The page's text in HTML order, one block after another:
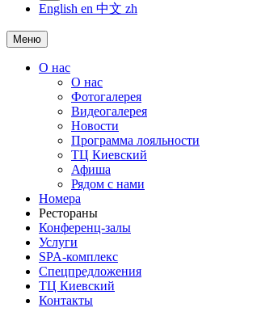
English en 中文 zh
Меню
О нас
О нас
Фотогалерея
Видеогалерея
Новости
Программа лояльности
ТЦ Киевский
Афиша
Рядом с нами
Номера
Рестораны
Конференц-залы
Услуги
SPA-комплекс
Спецпредложения
ТЦ Киевский
Контакты